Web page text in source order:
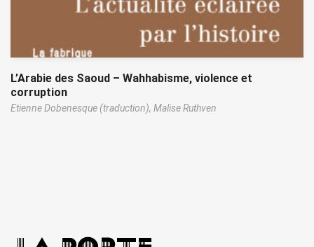
L’Arabie des Saoud – Wahhabisme, violence et
corruption
Etienne Dobenesque (traduction), Malise Ruthven